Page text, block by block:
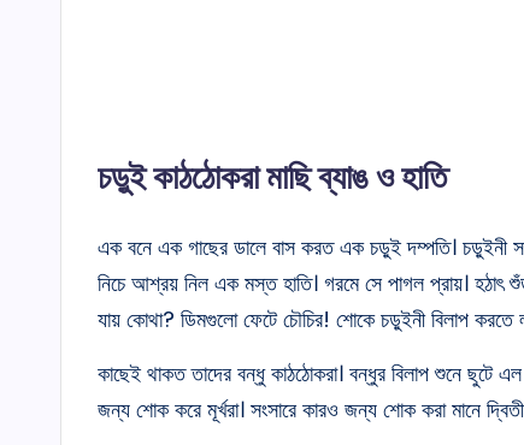
চড়ুই কাঠঠোকরা মাছি ব্যাঙ ও হাতি
এক বনে এক গাছের ডালে বাস করত এক চড়ুই দম্পতি। চড়ুইনী
নিচে আশ্রয় নিল এক মস্ত হাতি। গরমে সে পাগল প্রায়। হঠাৎ
যায় কোথা? ডিমগুলো ফেটে চৌচির! শোকে চড়ুইনী বিলাপ করতে
কাছেই থাকত তাদের বন্ধু কাঠঠোকরা। বন্ধুর বিলাপ শুনে ছুটে
জন্য শোক করে মূর্খরা। সংসারে কারও জন্য শোক করা মানে